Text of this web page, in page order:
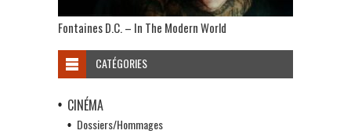
Fontaines D.C. – In The Modern World
CATÉGORIES
CINÉMA
Dossiers/Hommages